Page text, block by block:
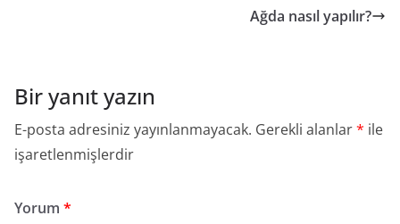
Ağda nasıl yapılır?
Bir yanıt yazın
E-posta adresiniz yayınlanmayacak. Gerekli alanlar* ile
işaretlenmişlerdir
Yorum *